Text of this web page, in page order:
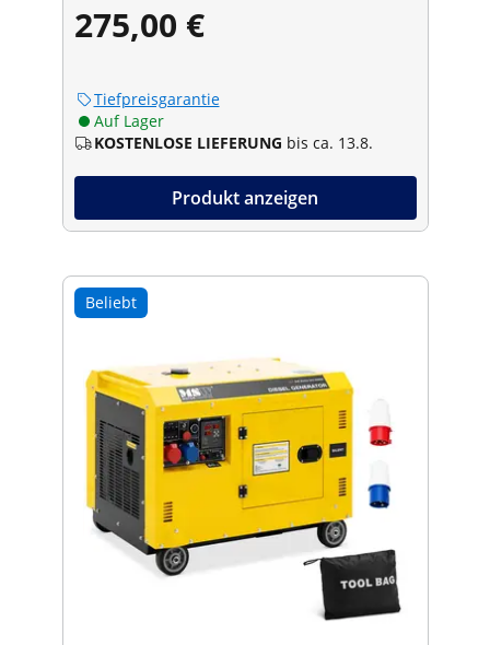
275,00 €
Tiefpreisgarantie
Auf Lager
KOSTENLOSE LIEFERUNG bis ca. 13.8.
Produkt anzeigen
Beliebt